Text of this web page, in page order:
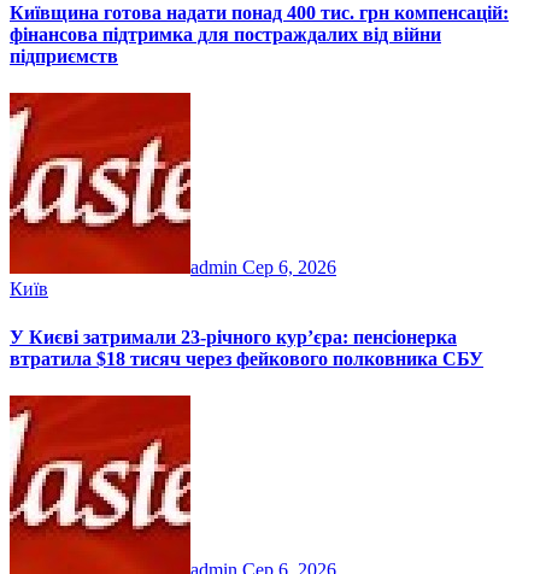
Київщина готова надати понад 400 тис. грн компенсацій:
фінансова підтримка для постраждалих від війни
підприємств
admin Сер 6, 2026
Київ
У Києві затримали 23-річного кур’єра: пенсіонерка
втратила $18 тисяч через фейкового полковника СБУ
admin Сер 6, 2026